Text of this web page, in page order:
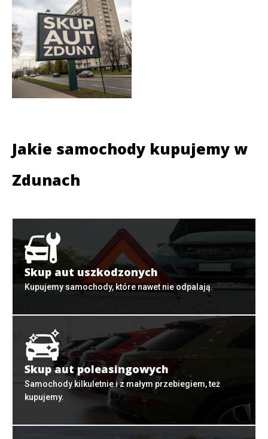
Jakie samochody kupujemy w
Zdunach
Skup aut uszkodzonych
Kupujemy samochody, które nawet nie odpalają.
Skup aut poleasingowych
Samochody kilkuletnie i z małym przebiegiem, też
kupujemy.